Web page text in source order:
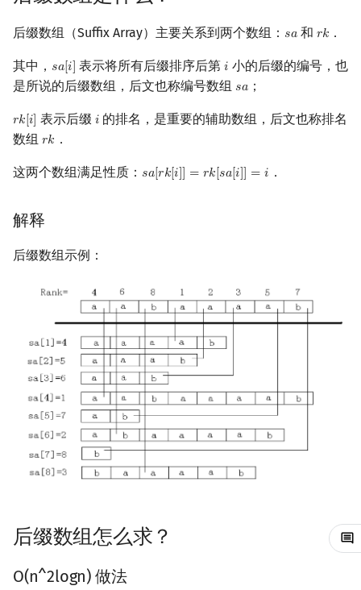
镜像站列表
Geany
Xcode
GUIDE
Code::Blocks
Special Judge
Polygon
OJ 工具
LaTeX 入门
编译优化
Java 速成
桶排序
希尔排序
锦标赛排序
排序应用
前缀和 & 差分
倍增
构造
Dancing Links
Alpha–Beta 剪枝
优化
插头 DP
计数 DP
动态 DP
DP 套 DP
DP 优化
其它 DP 方法
O(nlogn) 做法
第二关键字无需计数排序
优化计数排序的值域
若排名都不相同可直接生
O(n) 做法
SA-IS
后缀数组的应用
寻找最小的循环移动位置
在字符串中找子串
从字符串首尾取字符最小化
height 数组
置换和排列
复数
数论
模逆元
线性同余方程
中国剩余定理
卢卡斯定理
同余方程
阶 & 原根
离散对数
高次剩余 & 单位根
多项式与生成函数
常系数齐次线性递推
多项式平移|连续点值平移
符号化方法
普通生成函数
指数生成函数
Entringer Number
Eulerian Number
分拆数
图论计数
线性代数
特征多项式
对角化
Jordan标准型
线性规划
抽象代数
概率论
博弈论
数值算法
杨氏矩阵
块状数据结构
单调队列
ST 表
树状数组
划分树
二叉搜索树 & 平衡树
左偏红黑树
AA 树
可持久化数据结构
树套树
K-D Tree
析合树
动态树分治
AHU 算法
树哈希
拓扑排序
生成树问题
斯坦纳树
拆点
环计数问题
最小环
欧拉图
哈密顿图
二分图
弦图
半平面交
平面最近点对
随机增量法
计算几何杂项
有限状态自动机
字节顺序
约瑟夫问题
表达式求值
主元素问题
Garsia–Wachs 算法
15-puzzle
Kahan 求和
珂朵莉树/颜色段均摊
空间优化简介
后缀数组（Suffix Array）主要关系到两个数组： 𝑠𝑎
sa和 𝑟𝑘
rk ．
其中， 𝑠𝑎[𝑖]
sa[i] 表示将所有后缀排序后第𝑖
i 小的后缀的编号，也
是所说的后缀数组，后文也称编号数组 𝑠𝑎
sa；
𝑟𝑘[𝑖]
rk[i] 表示后缀 𝑖
i 的排名，是重要的辅助数组，后文也称排名
数组 𝑟𝑘
rk ．
这两个数组满足性质： 𝑠𝑎[𝑟𝑘[𝑖]] = 𝑟𝑘[𝑠𝑎[𝑖]] = 𝑖
sa[rk[i]] =rk[sa[i]]=i ．
解释
后缀数组示例：
后缀数组怎么求？
O(n^2logn) 做法